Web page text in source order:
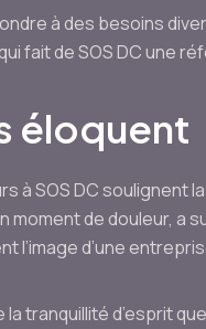
à des besoins
fait de SOS DC
éloquent
à SOS DC
moment de douleur,
l’image d’une
tranquillité d’esprit